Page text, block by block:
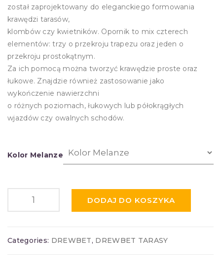
został zaprojektowany do eleganckiego formowania
krawędzi tarasów,
klombów czy kwietników. Opornik to mix czterech
elementów: trzy o przekroju trapezu oraz jeden o
przekroju prostokątnym.
Za ich pomocą można tworzyć krawędzie proste oraz
łukowe. Znajdzie również zastosowanie jako
wykończenie nawierzchni
o różnych poziomach, łukowych lub półokrągłych
wjazdów czy owalnych schodów.
Kolor Melanze
DODAJ DO KOSZYKA
Categories: DREWBET, DREWBET TARASY